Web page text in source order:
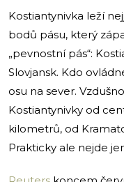
Kostiantynivka leží
bodů pásu, který
„pevnostní pás“:
Slovjansk. Kdo
osu na sever.
Kostiantynivky od
kilometrů, od
Prakticky ale nejde